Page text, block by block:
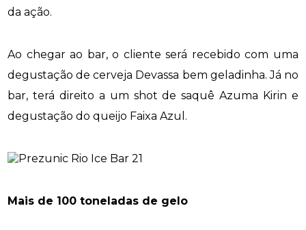
da ação.
Ao chegar ao bar, o cliente será recebido com uma
degustação de cerveja Devassa bem geladinha. Já no
bar, terá direito a um shot de saquê Azuma Kirin e
degustação do queijo Faixa Azul.
Mais de 100 toneladas de gelo